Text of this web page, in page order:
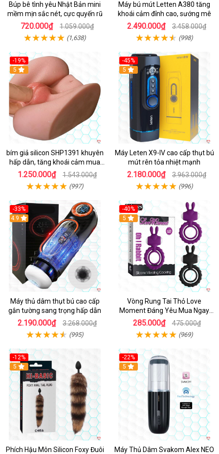
Búp bê tình yêu Nhật Bản mini
mềm mịn sắc nét, cực quyến rũ
720.000₫ 1.059.000₫
(1,638)
Máy bú mút Letten A380 tăng
khoái cảm đỉnh cao, sướng mê
2.490.000₫ 3.458.000₫
(998)
-19%
Hot
5
bím giả silicon SHP1391 khuyên
hấp dẫn, tăng khoái cảm mua
ngay
1.250.000₫ 1.543.000₫
(997)
-45%
Hot
5
Máy Leten X9-IV cao cấp thụt bú
mút rên tỏa nhiệt mạnh
2.180.000₫ 3.963.000₫
(996)
-33%
Hot
4.9
Máy thủ dâm thụt bú cao cấp
gắn tường sang trọng hấp dẫn
2.190.000₫ 3.268.000₫
(995)
-40%
5
Vòng Rung Tai Thỏ Love
Moment Đáng Yêu Mua Ngay
Giá Tốt
285.000₫ 475.000₫
(969)
-12%
Hot
5
Phích Hậu Môn Silicon Foxy Đuôi
-22%
5
Máy Thủ Dâm Svakom Alex NEO